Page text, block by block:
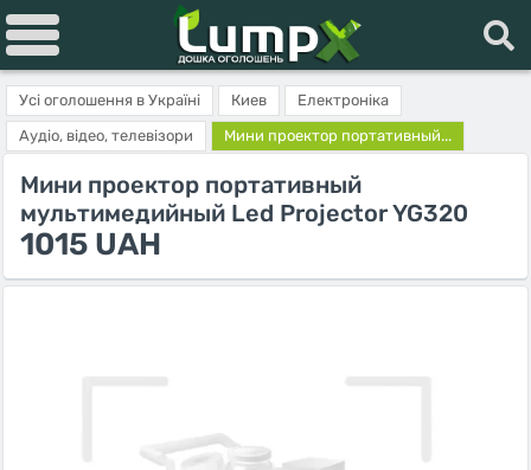
Усі оголошення в Україні Киев
Електроніка
Аудіо, відео, телевізори
Мини проектор портативный...
Мини проектор портативный
мультимедийный Led Projector YG320
1015 UAH